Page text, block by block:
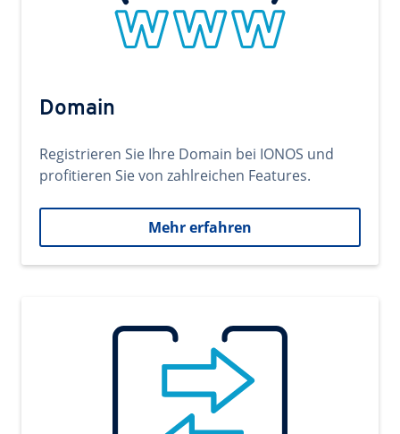
Domain
Registrieren Sie Ihre Domain bei IONOS und
profitieren Sie von zahlreichen Features.
Mehr erfahren